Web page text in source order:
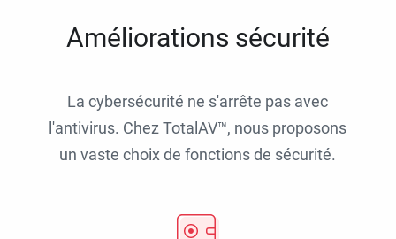
Améliorations sécurité
La cybersécurité ne s'arrête pas avec
l'antivirus. Chez TotalAV™, nous proposons
un vaste choix de fonctions de sécurité.